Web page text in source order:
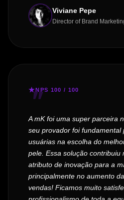
Viviane Pepe
Director of Brand
NPS 100 / 100
A mK foi uma super parceira
seu provador foi fundamental
usuárias na escolha do
pele. Essa solução contribuiu
atributo de inovação para a
principalmente no aumento
vendas! Ficamos muito